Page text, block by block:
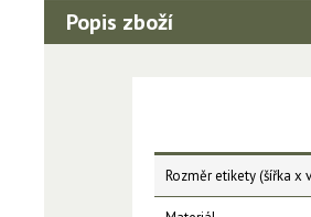
Popis zboží
Rozměr etikety (šířka x